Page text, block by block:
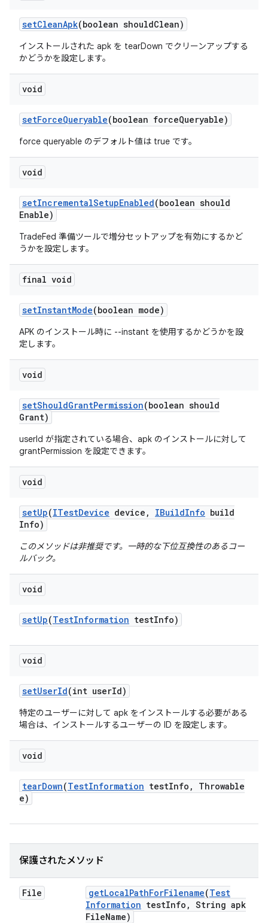
setCleanApk(boolean shouldClean)
インストールされた apk を tearDown でクリーンアップする
かどうかを設定します。
void
setForceQueryable(boolean forceQueryable)
force queryable のデフォルト値は true です。
void
setIncrementalSetupEnabled(boolean should
Enable)
TradeFed 準備ツールで増分セットアップを有効にするかど
うかを設定します。
final void
setInstantMode(boolean mode)
APK のインストール時に --instant を使用するかどうかを設
定します。
void
setShouldGrantPermission(boolean should
Grant)
userId が指定されている場合、apk のインストールに対して
grantPermission を設定できます。
void
setUp(ITestDevice device , IBuildInfo build
Info)
このメソッドは非推奨です。一時的な下位互換性のあるコー
ルバック。
void
setUp(TestInformation testInfo)
void
setUserId(int userId)
特定のユーザーに対して apk をインストールする必要がある
場合は、インストールするユーザーの ID を設定します。
void
tearDown(TestInformation testInfo ,
Throwable
e)
保護されたメソッド
File getLocalPathForFilename(Test
Information testInfo , String apk
FileName)